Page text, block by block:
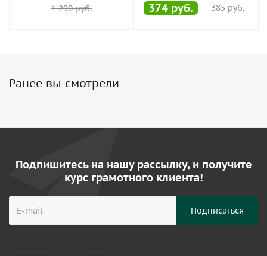
1 290руб. 374руб. 385руб.
Ранее вы смотрели
Подпишитесь на нашу рассылку, и получите
курс грамотного клиента!